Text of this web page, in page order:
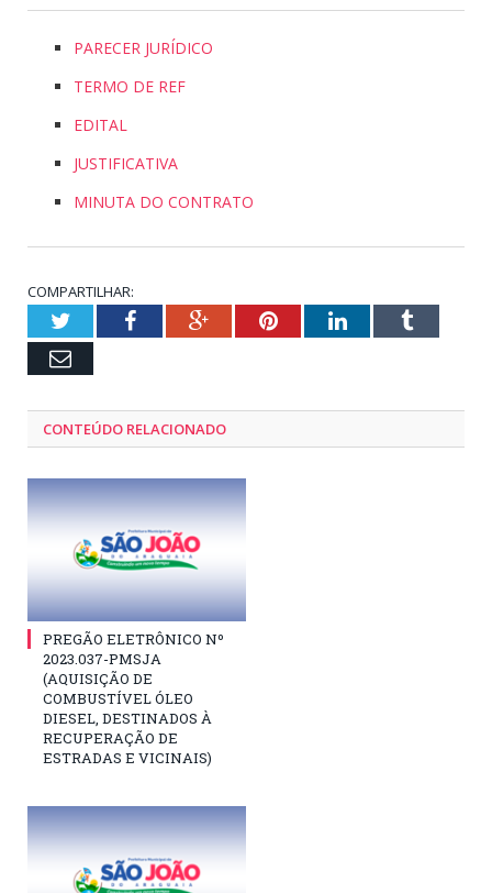
PARECER JURÍDICO
TERMO DE REF
EDITAL
JUSTIFICATIVA
MINUTA DO CONTRATO
COMPARTILHAR:
TwitterFacebookGoogle+PinterestLinkedInTumblr
Email
CONTEÚDO RELACIONADO
PREGÃO ELETRÔNICO Nº
2023.037-PMSJA
(AQUISIÇÃO DE
COMBUSTÍVEL ÓLEO
DIESEL, DESTINADOS À
RECUPERAÇÃO DE
ESTRADAS E VICINAIS)